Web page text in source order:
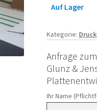
Auf Lager
Kategorie:
Anfrage
Glunz &
Ihr Name